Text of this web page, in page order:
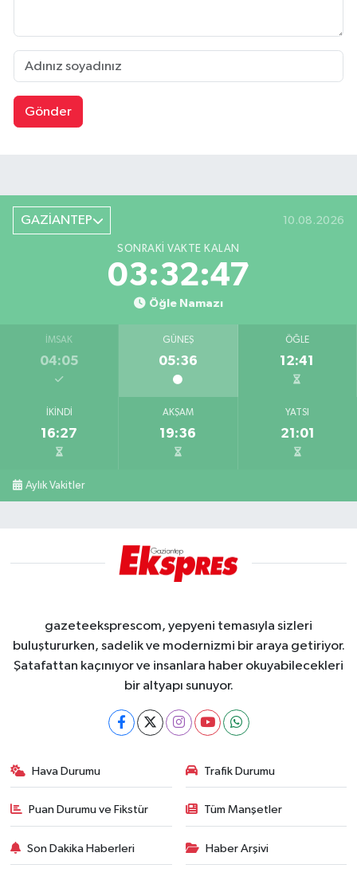
Gönder
GAZİANTEP 10.08.2026
SONRAKI VAKTE KALAN
03:32:47
Öğle Namazı
İMSAK
04:05
GÜNEŞ
05:36
ÖĞLE
12:41
İKINDI
16:27
AKŞAM
19:36
YATSI
21:01
Aylık Vakitler
gazeteeksprescom, yepyeni temasıyla sizleri
buluştururken, sadelik ve modernizmi bir araya getiriyor.
Şatafattan kaçınıyor ve insanlara haber okuyabilecekleri
bir altyapı sunuyor.
Hava Durumu Trafik Durumu
Puan Durumu ve Fikstür Tüm Manşetler
Son Dakika Haberleri Haber Arşivi